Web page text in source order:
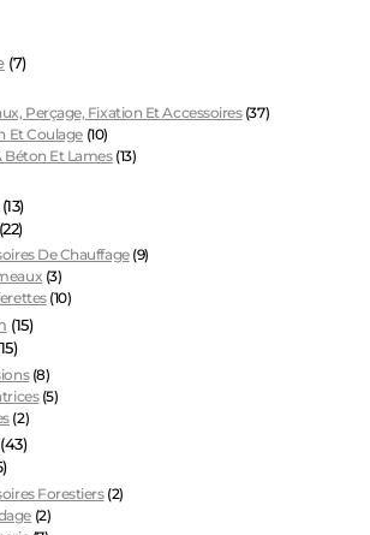
(7)
Perçage, Fixation Et Accessoires (37)
Et Coulage (10)
Béton Et Lames (13)
(13)
(22)
De Chauffage (9)
(3)
(10)
(15)
(8)
(5)
(2)
(43)
Forestiers (2)
(2)